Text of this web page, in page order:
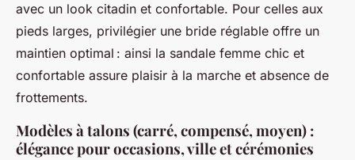
avec un look citadin et confortable. Pour celles aux
pieds larges, privilégier une bride réglable offre un
maintien optimal : ainsi la sandale femme chic et
confortable assure plaisir à la marche et absence de
frottements.
Modèles à talons (carré, compensé, moyen) :
élégance pour occasions, ville et cérémonies